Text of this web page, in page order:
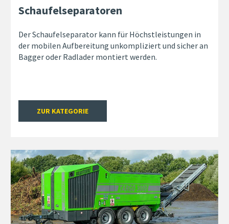
Schaufelseparatoren
Der Schaufelseparator kann für Höchstleistungen in
der mobilen Aufbereitung unkompliziert und sicher an
Bagger oder Radlader montiert werden.
ZUR KATEGORIE